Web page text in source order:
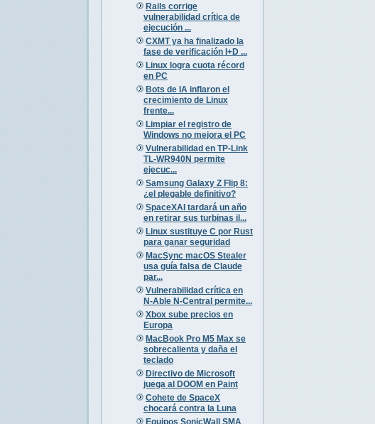
Rails corrige
vulnerabilidad crítica de
ejecución ...
CXMT ya ha finalizado la
fase de verificación I+D ...
Linux logra cuota récord
en PC
Bots de IA inflaron el
crecimiento de Linux
frente...
Limpiar el registro de
Windows no mejora el PC
Vulnerabilidad en TP-Link
TL-WR940N permite
ejecuc...
Samsung Galaxy Z Flip 8:
¿el plegable definitivo?
SpaceXAI tardará un año
en retirar sus turbinas il...
Linux sustituye C por Rust
para ganar seguridad
MacSync macOS Stealer
usa guía falsa de Claude
par...
Vulnerabilidad crítica en
N-Able N-Central permite...
Xbox sube precios en
Europa
MacBook Pro M5 Max se
sobrecalienta y daña el
teclado
Directivo de Microsoft
juega al DOOM en Paint
Cohete de SpaceX
chocará contra la Luna
Equipos SonicWall SMA